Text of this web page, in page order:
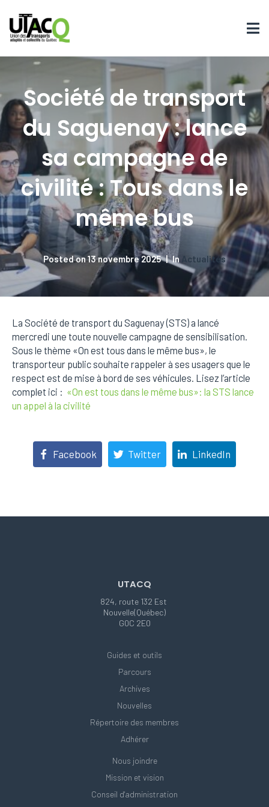
Société de transport
du Saguenay : lance
sa campagne de
civilité : Tous dans le
même bus
Posted on13 novembre 2025 In Actualités
La Société de transport du Saguenay (STS) a lancé
mercredi une toute nouvelle campagne de sensibilisation.
Sous le thème «On est tous dans le même bus», le
transporteur public souhaite rappeler à ses usagers que le
respect est de mise à bord de ses véhicules. Lisez l’article
complet ici : «On est tous dans le même bus»: la STS lance
un appel à la civilité
Facebook Twitter LinkedIn
UTACQ
824, route 132 Est
Nouvelle(Québec)
G0C 2E0
Guides et outils
Parcours
Archives
Nouvelles
Répertoire des membres
Adhérer
Nous joindre
Mission et vision
Conseil d'administration